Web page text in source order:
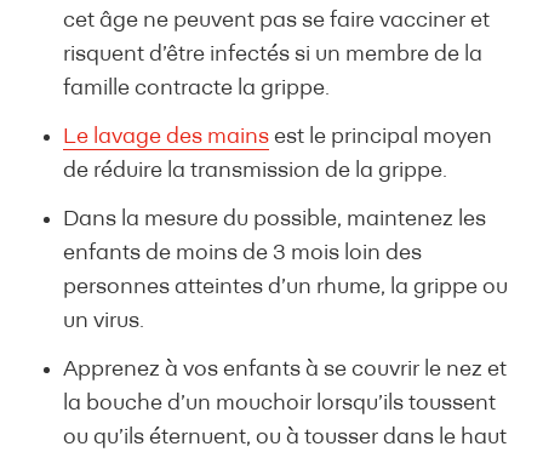
cet âge ne peuvent pas se faire vacciner et
risquent d’être infectés si un membre de la
famille contracte la grippe.
Le lavage des mains est le principal moyen
de réduire la transmission de la grippe.
Dans la mesure du possible, maintenez les
enfants de moins de 3 mois loin des
personnes atteintes d’un rhume, la grippe ou
un virus.
Apprenez à vos enfants à se couvrir le nez et
la bouche d’un mouchoir lorsqu’ils toussent
ou qu’ils éternuent, ou à tousser dans le haut